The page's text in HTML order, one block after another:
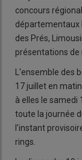
concours
départementaux
des Prés,
présentations de
L'ensemble des
17 juillet en
à elles le samedi
toute la journée
l'instant
rings.